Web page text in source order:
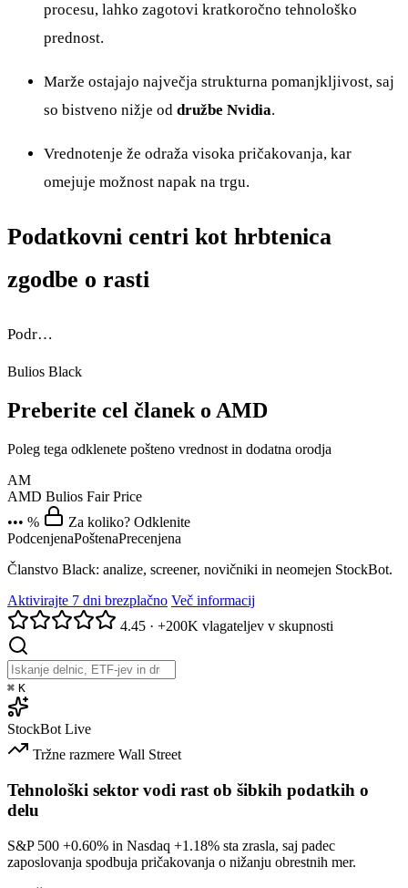
procesu, lahko zagotovi kratkoročno tehnološko
prednost.
Marže ostajajo največja strukturna pomanjkljivost, saj
so bistveno nižje od družbe Nvidia.
Vrednotenje že odraža visoka pričakovanja, kar
omejuje možnost napak na trgu.
Podatkovni centri kot hrbtenica
zgodbe o rasti
Podr…
Bulios Black
Preberite cel članek o AMD
Poleg tega odklenete pošteno vrednost in dodatna orodja
AM
AMD Bulios Fair Price
••• %
Za koliko? Odklenite
PodcenjenaPoštenaPrecenjena
Članstvo Black: analize, screener, novičniki in neomejen StockBot.
Aktivirajte 7 dni brezplačno Več informacij
4.45 · +200K vlagateljev v skupnosti
⌘ K
StockBot Live
Tržne razmere Wall Street
Tehnološki sektor vodi rast ob šibkih podatkih o
delu
S&P 500 +0.60% in Nasdaq +1.18% sta zrasla, saj padec
zaposlovanja spodbuja pričakovanja o nižanju obrestnih mer.